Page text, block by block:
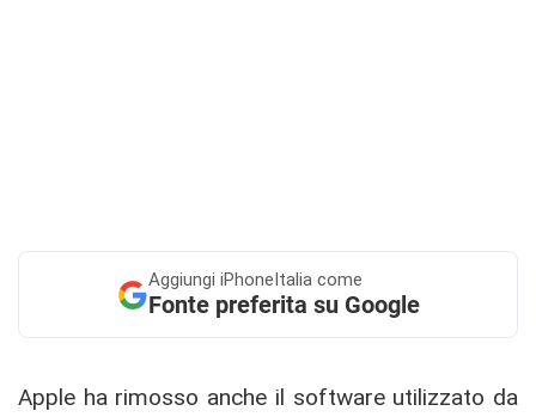
Aggiungi iPhoneItalia come
Fonte preferita su Google
Apple ha rimosso anche il software utilizzato da